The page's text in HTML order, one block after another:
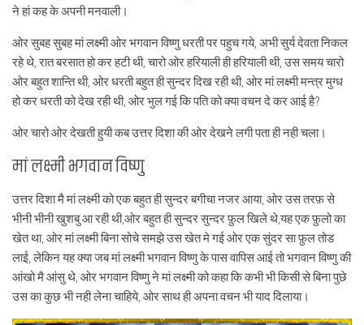
ने हां कह के अपनी मनवाली।
ओर सुबह सुबह मां लक्ष्मी ओर भगवान विष्णु धरती पर पहुच गये, अभी सुर्य देवता निकल
रहे थे, रात बरसात हो कर हटी थी, चारो ओर हरियाली ही हरियाली थी, उस समय चारो
ओर बहुत शान्ति थी, ओर धरती बहुत ही सुन्दर दिख रही थी, ओर मां लक्ष्मी मन्त्र मुग्ध
हो कर धरती को देख रही थी, ओर भुल गई कि पति को क्या वचन दे कर आई है?
ओर चारो ओर देखती हुयी कब उत्तर दिशा की ओर देखने लगी पता ही नही चला।
मां लक्ष्मी भगवान विष्णु
उत्तर दिशा मै मां लक्ष्मी को एक बहुत ही सुन्दर बगीचा नजर आया, ओर उस तरफ़ से
भीनी भीनी खुशबु आ रही थी,ओर बहुत ही सुन्दर सुन्दर फ़ुल खिले थे,यह एक फ़ुलो का
खेत था, ओर मां लक्ष्मी बिना सोचे समझे उस खेत मे गई ओर एक सुंदर सा फ़ुल तोड
लाई, लेकिन यह क्या जब मां लक्ष्मी भगवान विष्णु के पास वापिस आई तो भगवान विष्णु की
आंखो मै आंसु थे, ओर भगवान विष्णु ने मां लक्ष्मी को कहा कि कभी भी किसी से बिना पुछे
उस का कुछ भी नही लेना चाहिये, ओर साथ ही अपना वचन भी याद दिलाया।